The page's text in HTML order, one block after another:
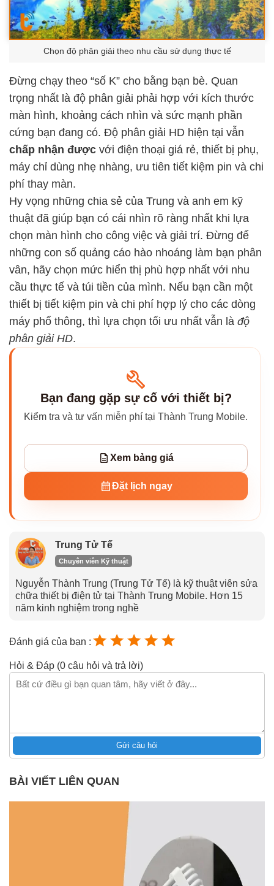
Chọn độ phân giải theo nhu cầu sử dụng thực tế
Đừng chạy theo “số K” cho bằng bạn bè. Quan
trọng nhất là độ phân giải phải hợp với kích thước
màn hình, khoảng cách nhìn và sức mạnh phần
cứng bạn đang có. Độ phân giải HD hiện tại vẫn
chấp nhận được với điện thoại giá rẻ, thiết bị phụ,
máy chỉ dùng nhẹ nhàng, ưu tiên tiết kiệm pin và chi
phí thay màn.
Hy vọng những chia sẻ của Trung và anh em kỹ
thuật đã giúp bạn có cái nhìn rõ ràng nhất khi lựa
chọn màn hình cho công việc và giải trí. Đừng để
những con số quảng cáo hào nhoáng làm bạn phân
vân, hãy chọn mức hiển thị phù hợp nhất với nhu
cầu thực tế và túi tiền của mình. Nếu bạn cần một
thiết bị tiết kiệm pin và chi phí hợp lý cho các dòng
máy phổ thông, thì lựa chọn tối ưu nhất vẫn là độ
phân giải HD.
Bạn đang gặp sự cố với thiết bị?
Kiểm tra và tư vấn miễn phí tại Thành Trung Mobile.
Xem bảng giá
Đặt lịch ngay
Trung Tử Tế
Chuyên viên Kỹ thuật
Nguyễn Thành Trung (Trung Tử Tế) là kỹ thuật viên sửa
chữa thiết bị điện tử tại Thành Trung Mobile. Hơn 15
năm kinh nghiệm trong nghề
Đánh giá của bạn :
Hỏi & Đáp (0 câu hỏi và trả lời)
Gửi câu hỏi
BÀI VIẾT LIÊN QUAN